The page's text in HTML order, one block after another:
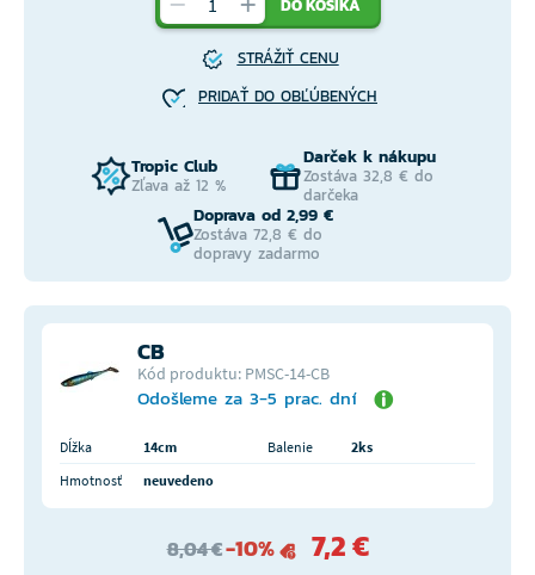
DO KOŠÍKA
STRÁŽIŤ CENU
PRIDAŤ DO OBĽÚBENÝCH
Tropic Club
Zľava až 12 %
Darček k nákupu
Zostáva 32,8 € do
darčeka
Doprava od 2,99 €
Zostáva 72,8 € do
dopravy zadarmo
CB
Kód produktu: PMSC-14-CB
Odošleme za 3-5 prac. dní
Dĺžka 14cm Balenie
2ks
Hmotnosť
neuvedeno
8,04 €-10% 7,2 €